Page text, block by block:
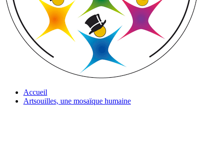
Accueil
Artsouilles, une mosaïque humaine